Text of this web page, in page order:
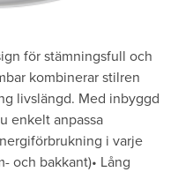
för stämningsfull och
kombinerar stilren
livslängd. Med inbyggd
enkelt anpassa
i varje
och bakkant)• Lång